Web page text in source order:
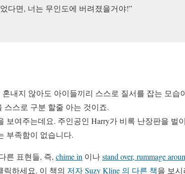
다면, 너는 무인도에 버려졌을거야!”
내지 않아도 아이들끼리 스스로 질서를 잡는 모습
스스로 구분 할줄 아는 것이죠.
보여주는데요. 주인공인 Harry가 비록 난장판을 벌
부족함이 없습니다.
른 표현들, 즉, chime in 이나stand over, rummage
릭하세요. 이 책의 저자 Suzy Kline 의 다른 책을 보